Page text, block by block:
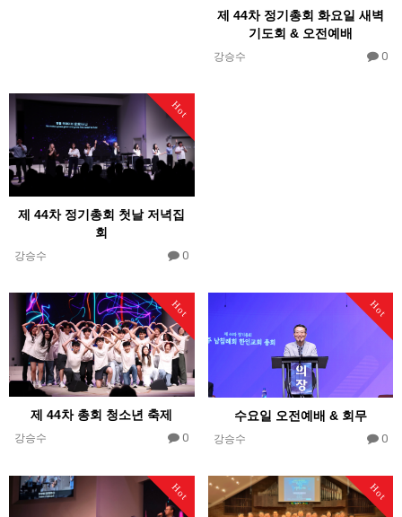
제 44차 정기총회 화요일 새벽
기도회 & 오전예배
강승수 0
Hot
제 44차 정기총회 첫날 저녁집
회
강승수 0
Hot
제 44차 총회 청소년 축제
강승수 0
Hot
수요일 오전예배 & 회무
강승수 0
Hot Hot